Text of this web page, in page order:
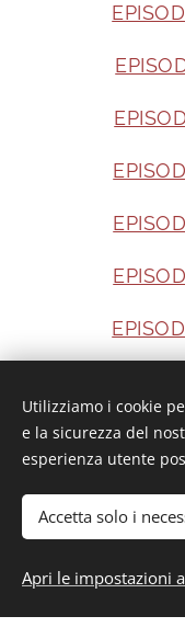
Interesting or Not?
Utilizziamo i cookie
e la sicurezza del
esperienza utente
Accetta solo i
Apri le impostazioni